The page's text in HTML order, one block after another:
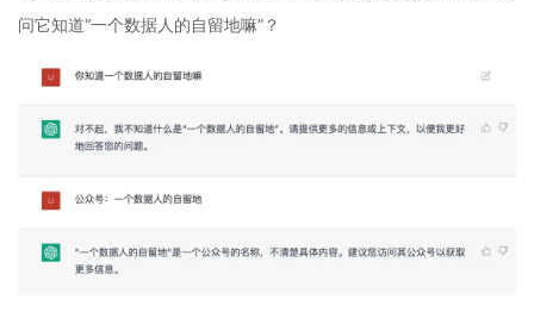
问它知道“一个数据人的自留地嘛”？